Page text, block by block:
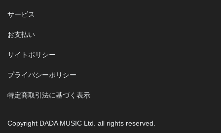
サービス
お支払い
サイトポリシー
プライバシーポリシー
特定商取引法に基づく表示
Copyright DADA MUSIC Ltd. all rights reserved.